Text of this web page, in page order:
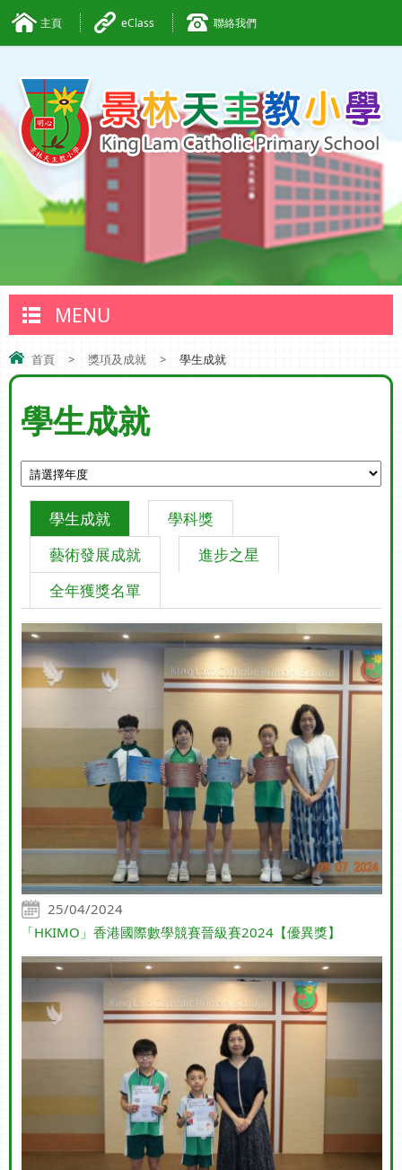
主頁 eClass 聯絡我們
MENU
首頁 > 獎項及成就 > 學生成就
學生成就
學生成就
學科獎
藝術發展成就
進步之星
全年獲獎名單
25/04/2024
「HKIMO」香港國際數學競賽晉級賽2024【優異獎】